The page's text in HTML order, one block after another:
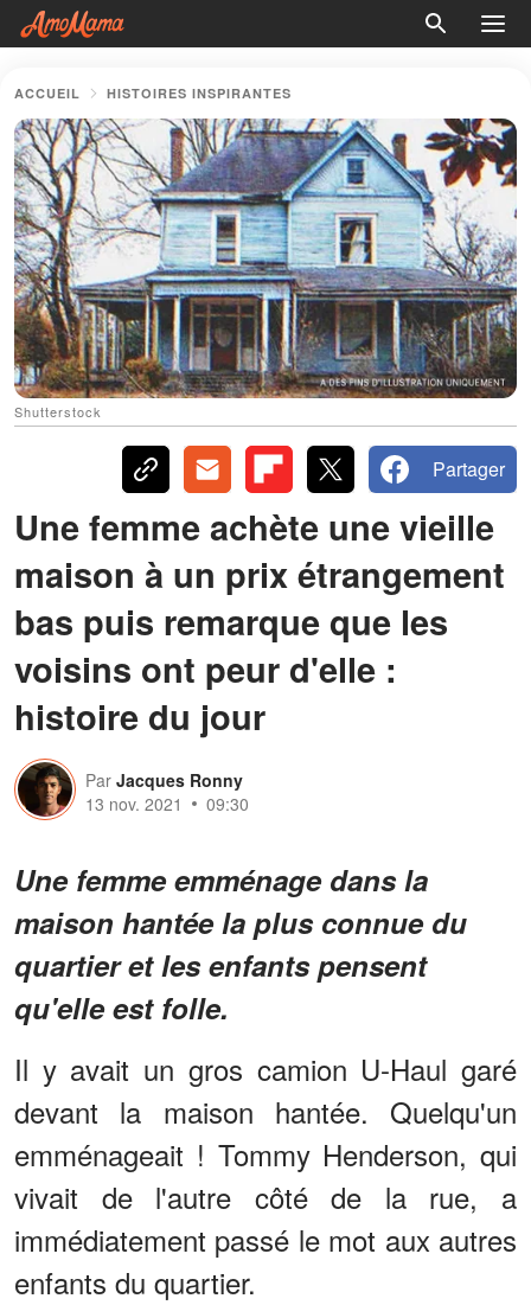
ACCUEIL HISTOIRES INSPIRANTES
Shutterstock
Partager
Une femme achète une vieille
maison à un prix étrangement
bas puis remarque que les
voisins ont peur d'elle :
histoire du jour
Par Jacques Ronny
13 nov. 2021
09:30
Une femme emménage dans la
maison hantée la plus connue du
quartier et les enfants pensent
qu'elle est folle.
Il y avait un gros camion U-Haul garé
devant la maison hantée. Quelqu'un
emménageait ! Tommy Henderson, qui
vivait de l'autre côté de la rue, a
immédiatement passé le mot aux autres
enfants du quartier.